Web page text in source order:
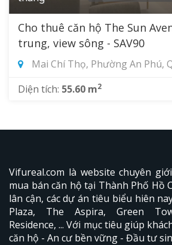
Cho thuê căn hộ The Sun
trung, view sông - SAV90
Mai Chí Thọ, Phường An Phú,
Diện tích: 55.60 m2
Vifureal.com là website chuyên
mua bán căn hộ tại Thành Phố Hồ
lân cận, các dự án tiêu biểu hiên
Plaza, The Aspira, Green
Residence, ... Với mục tiêu giúp
căn hộ - An cư bền vững - Đầu tư